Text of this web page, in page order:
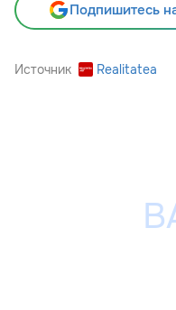
Подпишитесь
Источник Realitatea